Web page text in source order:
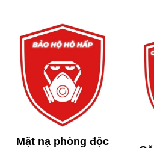
Mặt nạ phòng độc